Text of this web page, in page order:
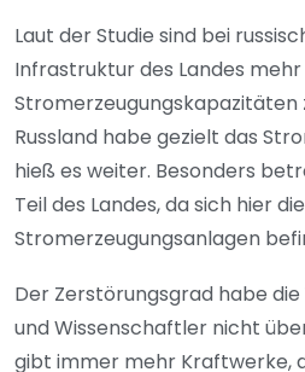
Laut der Studie sind bei
Infrastruktur des Landes
Russland habe gezielt das
hieß es weiter. Besonders
Teil des Landes, da sich hier
Stromerzeugungsanlagen
Der Zerstörungsgrad habe
und Wissenschaftler nicht
gibt immer mehr Kraftwerke,